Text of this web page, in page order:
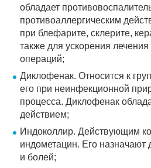
обладает
противоаллергическим
при блефарите, склерите,
также для ускорения
операций;
Диклофенак. Относится к
его при неинфекционной
процесса. Диклофенак
действием;
Индоколлир. Действующим
индометацин. Его назначают
и болей;